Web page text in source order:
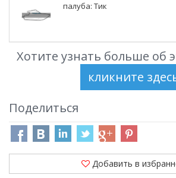
палуба: Тик
Хотите узнать больше об
Поделиться
Добавить в